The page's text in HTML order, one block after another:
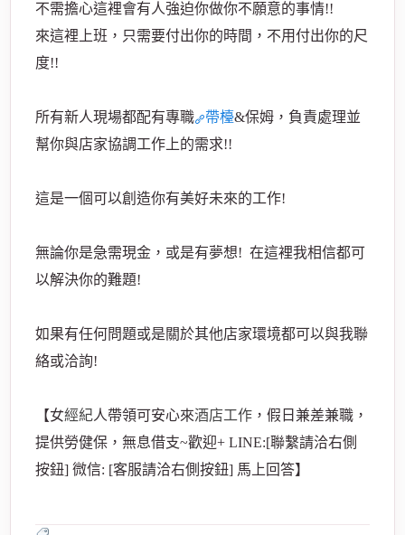
不需擔心這裡會有人強迫你做你不願意的事情!!
來這裡上班，只需要付出你的時間，不用付出你的尺
度!!
所有新人現場都配有專職 帶檯&保姆，負責處理並
幫你與店家協調工作上的需求!!
這是一個可以創造你有美好未來的工作!
無論你是急需現金，或是有夢想! 在這裡我相信都可
以解決你的難題!
如果有任何問題或是關於其他店家環境都可以與我聯
絡或洽詢!
【女經紀人帶領可安心來酒店工作 ，假日兼差兼職，
提供勞健保，無息借支~歡迎+ LINE:[聯繫請洽右側
按鈕] 微信: [客服請洽右側按鈕] 馬上回答】